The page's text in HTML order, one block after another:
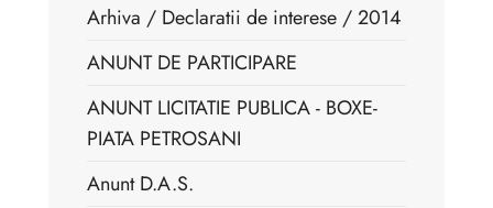
Arhiva / Declaratii de interese / 2014
ANUNT DE PARTICIPARE
ANUNT LICITATIE PUBLICA - BOXE-
PIATA PETROSANI
Anunt D.A.S.